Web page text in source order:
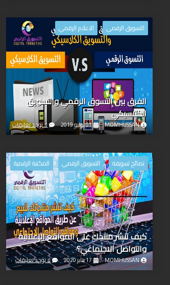
التسويق الرقمي الاعلام الرقمي
الفرق بين التسوق الرقمي والتسويق
الكلاسيكي
MOMHUSSAN 01 يوليو 2019 لا توجد تعليقات
نصائح تسويقة التسويق الرقمي المكتبة الرقمية
كيف تنشر منتجك على المواقع الإعلانية
والتواصل الاجتماعي؟
MOMHUSSAN 17 يناير 2020 لا توجد تعليقات